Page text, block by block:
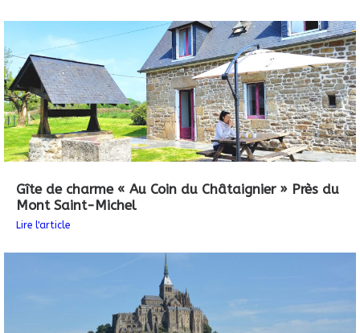
Gîte de charme « Au Coin du Châtaignier » Près du
Mont Saint-Michel
Lire l'article